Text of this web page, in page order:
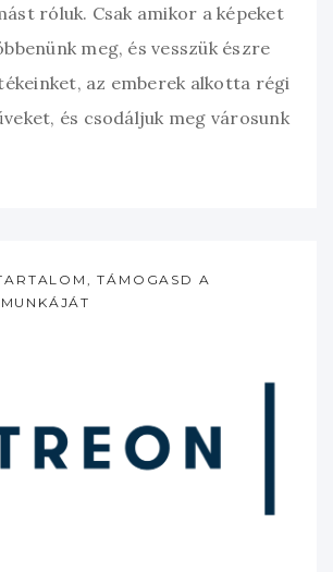
róluk. Csak amikor a képeket
meg, és vesszük észre
az emberek alkotta régi
és csodáljuk meg városunk
TÁMOGASD A